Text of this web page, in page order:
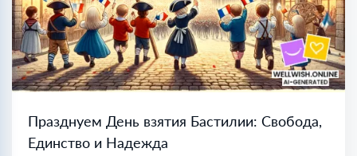
Празднуем День взятия Бастилии: Свобода,
Единство и Надежда